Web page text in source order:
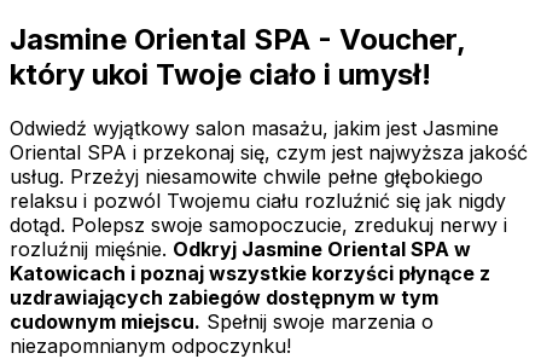
Jasmine Oriental SPA - Voucher,
który ukoi Twoje ciało i umysł!
Odwiedź wyjątkowy salon masażu, jakim jest Jasmine
Oriental SPA i przekonaj się, czym jest najwyższa jakość
usług. Przeżyj niesamowite chwile pełne głębokiego
relaksu i pozwól Twojemu ciału rozluźnić się jak nigdy
dotąd. Polepsz swoje samopoczucie, zredukuj nerwy i
rozluźnij mięśnie. Odkryj Jasmine Oriental SPA w
Katowicach i poznaj wszystkie korzyści płynące z
uzdrawiających zabiegów dostępnym w tym
cudownym miejscu. Spełnij swoje marzenia o
niezapomnianym odpoczynku!